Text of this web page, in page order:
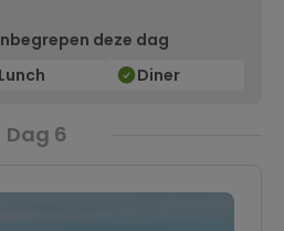
deze dag
Lunch Diner
Dag 6